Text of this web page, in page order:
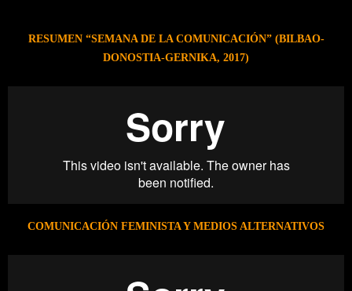
RESUMEN “SEMANA DE LA COMUNICACIÓN” (BILBAO-
DONOSTIA-GERNIKA, 2017)
COMUNICACIÓN FEMINISTA Y MEDIOS ALTERNATIVOS